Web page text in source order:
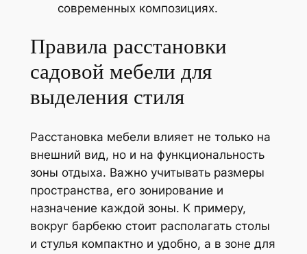
современных композициях.
Правила расстановки
садовой мебели для
выделения стиля
Расстановка мебели влияет не только на
внешний вид, но и на функциональность
зоны отдыха. Важно учитывать размеры
пространства, его зонирование и
назначение каждой зоны. К примеру,
вокруг барбекю стоит располагать столы
и стулья компактно и удобно, а в зоне для